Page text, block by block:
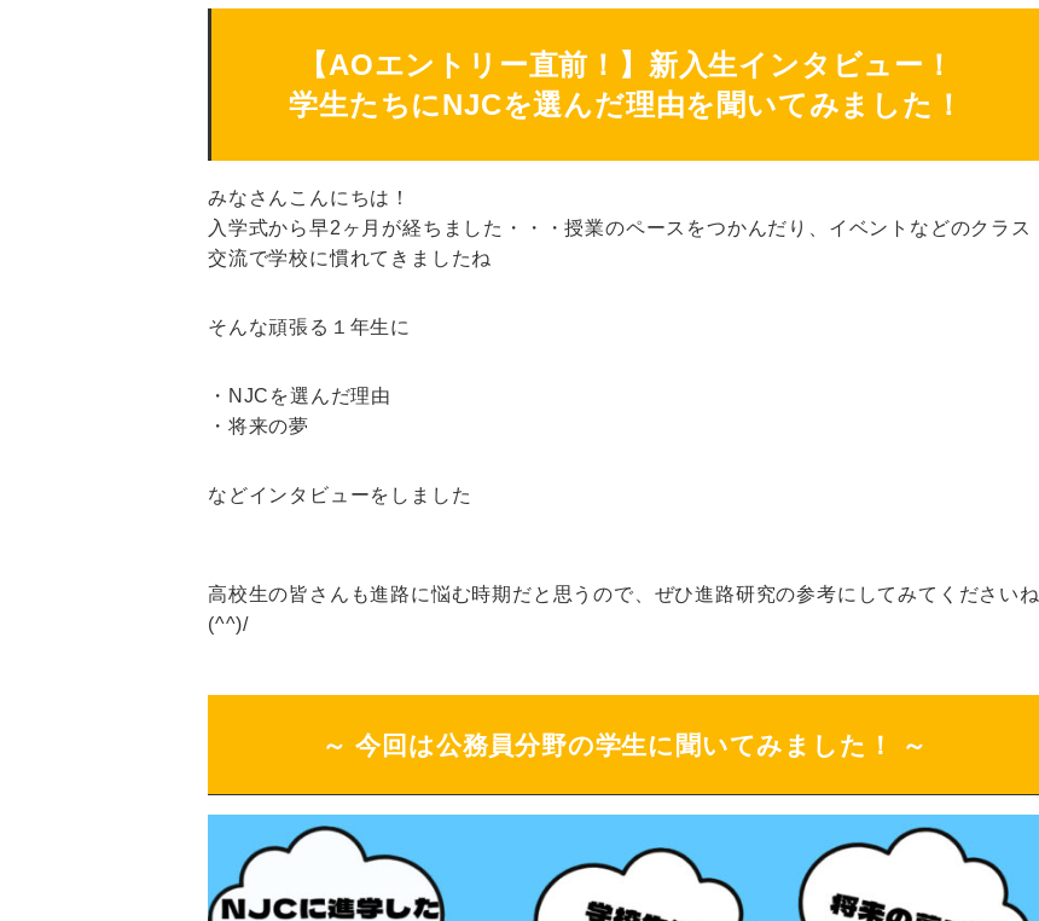
【AOエントリー直前！】新入生インタビュー！
学生たちにNJCを選んだ理由を聞いてみました！
みなさんこんにちは！
入学式から早2ヶ月が経ちました・・・授業のペースをつかんだり、イベントなどのクラス
交流で学校に慣れてきましたね
そんな頑張る１年生に
・NJCを選んだ理由
・将来の夢
などインタビューをしました
高校生の皆さんも進路に悩む時期だと思うので、ぜひ進路研究の参考にしてみてくださいね
(^^)/
～ 今回は公務員分野の学生に聞いてみました！ ～